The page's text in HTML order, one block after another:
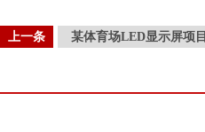
上一条 某体育场LED显示屏项目